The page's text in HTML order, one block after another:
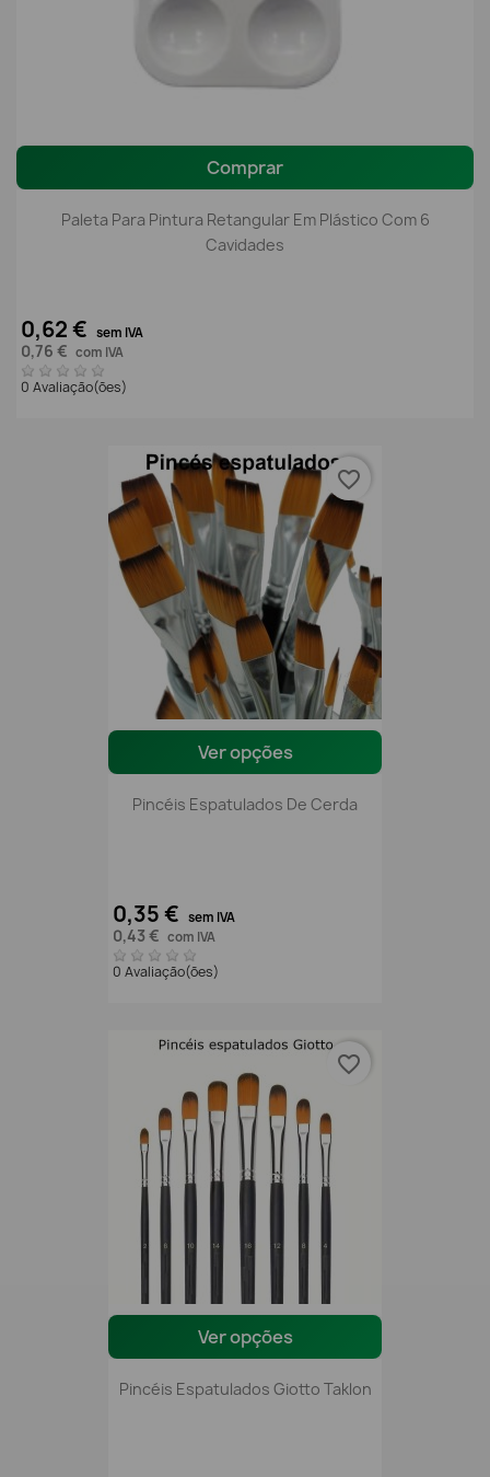
Comprar
Paleta Para Pintura Retangular Em Plástico Com 6
Cavidades
0,62 € sem IVA
0,76 € com IVA
0 Avaliação(ões)
Ver opções
Pincéis Espatulados De Cerda
0,35 € sem IVA
0,43 € com IVA
0 Avaliação(ões)
favorite_border
Ver opções
Pincéis Espatulados Giotto Taklon
favorite_border